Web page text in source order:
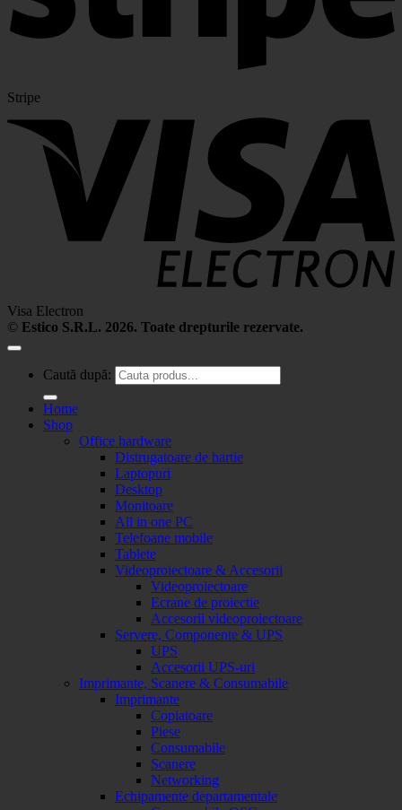
Stripe
Visa Electron
© Estico S.R.L. 2026. Toate drepturile rezervate.
Caută după:
Home
Shop
Office hardware
Distrugatoare de hartie
Laptopuri
Desktop
Monitoare
All in one PC
Telefoane mobile
Tablete
Videoproiectoare & Accesorii
Videoproiectoare
Ecrane de proiectie
Accesorii videoproiectoare
Servere, Componente & UPS
UPS
Accesorii UPS-uri
Imprimante, Scanere & Consumabile
Imprimante
Copiatoare
Piese
Consumabile
Scanere
Networking
Echipamente departamentale